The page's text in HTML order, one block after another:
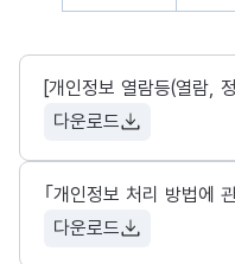
[개인정보 열람등(열람,
다운로드
｢개인정보 처리 방법에
다운로드